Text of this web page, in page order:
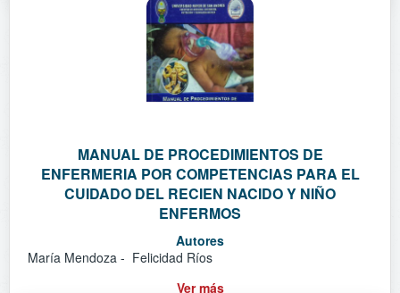
MANUAL DE PROCEDIMIENTOS DE
ENFERMERIA POR COMPETENCIAS PARA EL
CUIDADO DEL RECIEN NACIDO Y NIÑO
ENFERMOS
Autores
María Mendoza - Felicidad Ríos
Ver más